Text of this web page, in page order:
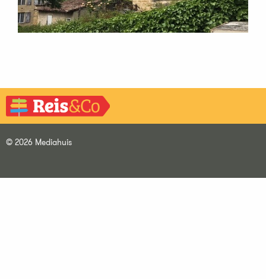
© 2026 Mediahuis